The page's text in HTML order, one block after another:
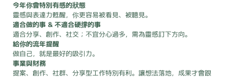
今年你會特別有感的狀態
靈感與表達力甦醒，你更容易被看見、被聽見。
適合做的事 & 不適合硬撐的事
適合分享、創作、社交；不宜分心過多，需為靈感訂下方向。
給你的流年提醒
做自己，就是最好的吸引力。
事業與財務
提案、創作、社群、分享型工作特別有利。讓想法落地，成果才會跟